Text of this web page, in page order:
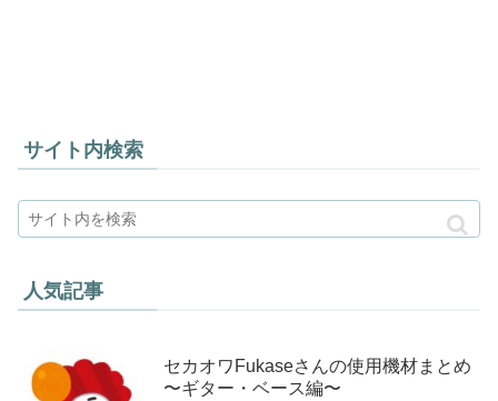
サイト内検索
人気記事
セカオワFukaseさんの使用機材まとめ
〜ギター・ベース編〜